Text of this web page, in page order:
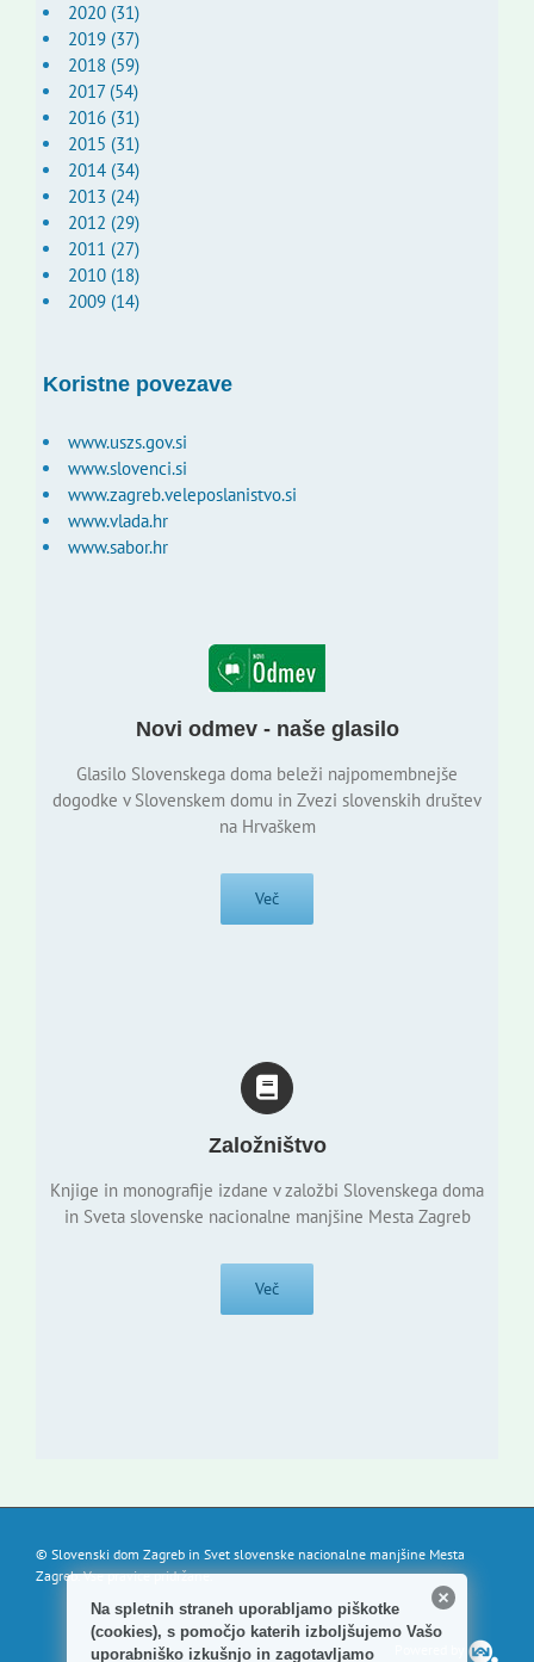
2020 (31)
2019 (37)
2018 (59)
2017 (54)
2016 (31)
2015 (31)
2014 (34)
2013 (24)
2012 (29)
2011 (27)
2010 (18)
2009 (14)
Koristne povezave
www.uszs.gov.si
www.slovenci.si
www.zagreb.veleposlanistvo.si
www.vlada.hr
www.sabor.hr
Novi odmev - naše glasilo
Glasilo Slovenskega doma beleži najpomembnejše
dogodke v Slovenskem domu in Zvezi slovenskih društev
na Hrvaškem
Več
Založništvo
Knjige in monografije izdane v založbi Slovenskega doma
in Sveta slovenske nacionalne manjšine Mesta Zagreb
Več
© Slovenski dom Zagreb in Svet slovenske nacionalne manjšine Mesta
Zagreb. Vse pravice pridržane.
Na spletnih straneh uporabljamo piškotke
(cookies), s pomočjo katerih izboljšujemo Vašo
uporabniško izkušnjo in zagotavljamo